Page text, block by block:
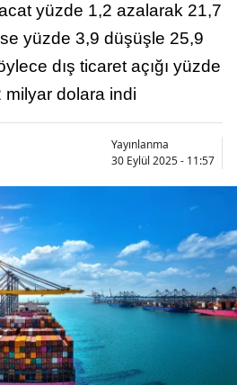
yüzde 1,2 azalarak 21,7
yüzde 3,9 düşüşle 25,9
dış ticaret açığı yüzde
dolara indi
Yayınlanma
30 Eylül 2025 - 11:57